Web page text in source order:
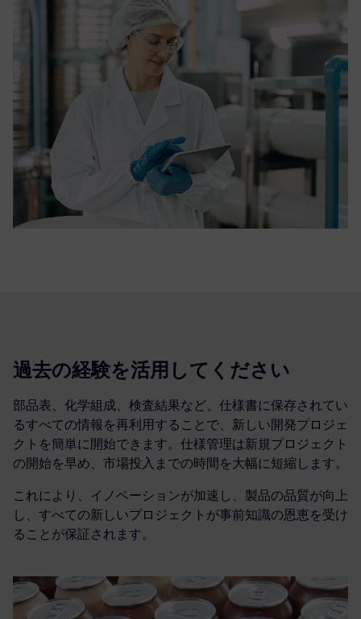
過去の経験を活用してください
部品表、化学組成、検査結果など、仕様書に保存されてい
るすべての情報を再利用することで、新しい開発プロジェ
クトを簡単に開始できます。仕様管理は新規プロジェクト
の開始を早め、市場投入までの時間を大幅に短縮します。
これにより、イノベーションが加速し、製品の品質が向上
し、すべての新しいプロジェクトが事前知識の恩恵を受け
ることが保証されます。